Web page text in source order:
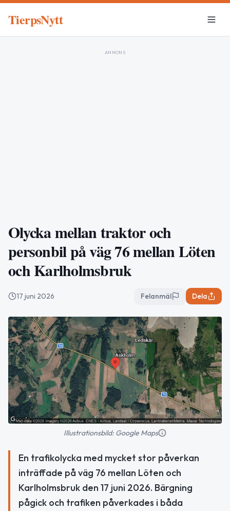
TierpsNytt
ANNONS
Olycka mellan traktor och
personbil på väg 76 mellan Löten
och Karlholmsbruk
17 juni 2026 Felanmäl Dela
Illustrationsbild: Google Maps
En trafikolycka med mycket stor påverkan
inträffade på väg 76 mellan Löten och
Karlholmsbruk den 17 juni 2026. Bärgning
pågick och trafiken påverkades i båda